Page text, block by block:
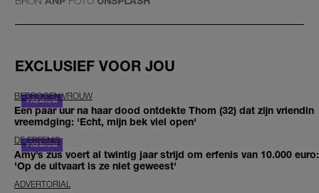
EXCLUSIEF VOOR JOU
BEDROGEN VROUW
Een paar uur na haar dood ontdekte Thom (32) dat zijn vriendin
vreemdging: 'Echt, mijn bek viel open'
DE ERFENIS
Amy’s zus voert al twintig jaar strijd om erfenis van 10.000 euro:
'Op de uitvaart is ze niet geweest'
ADVERTORIAL